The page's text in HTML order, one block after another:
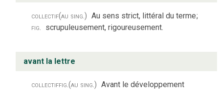
collectif(au sing.) Au sens strict, littéral du terme;
fig. scrupuleusement, rigoureusement.
avant la lettre
collectiffig.(au sing.) Avant le développement